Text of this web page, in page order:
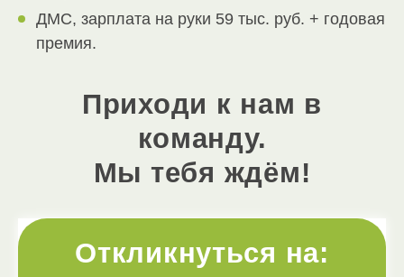
ДМС, зарплата на руки 59 тыс. руб. + годовая
премия.
Приходи к нам в
команду.
Мы тебя ждём!
Откликнуться на: